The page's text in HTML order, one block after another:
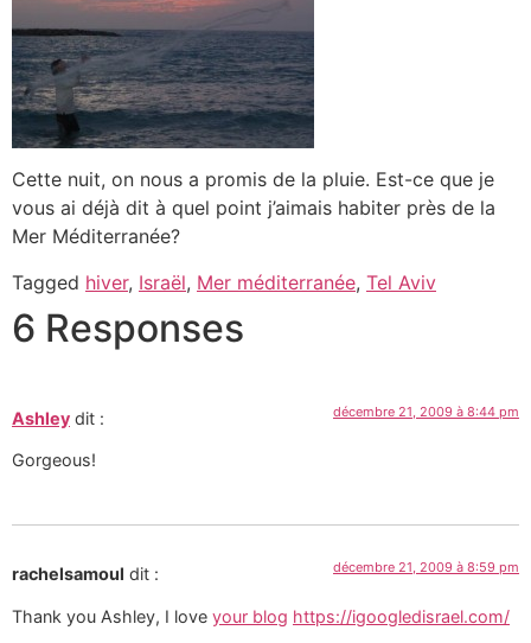
Cette nuit, on nous a promis de la pluie. Est-ce que je
vous ai déjà dit à quel point j’aimais habiter près de la
Mer Méditerranée?
Tagged hiver, Israël, Mer méditerranée, Tel Aviv
6 Responses
Ashley dit : décembre 21, 2009 à 8:44 pm
Gorgeous!
rachelsamoul dit : décembre 21, 2009 à 8:59 pm
Thank you Ashley, I love your blog https://igoogledisrael.com/